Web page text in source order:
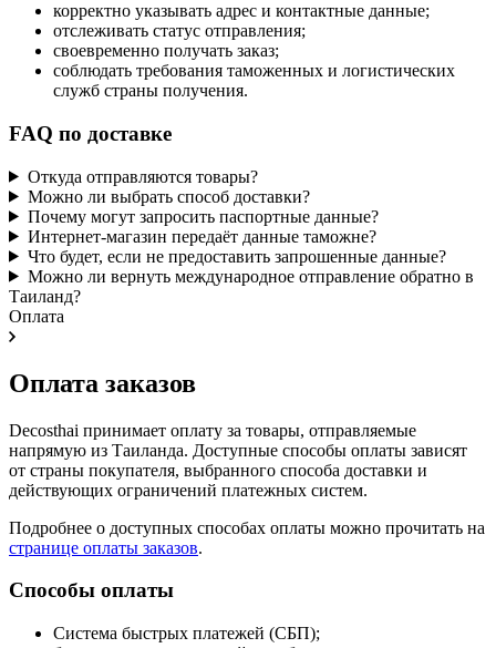
корректно указывать адрес и контактные данные;
отслеживать статус отправления;
своевременно получать заказ;
соблюдать требования таможенных и логистических
служб страны получения.
FAQ по доставке
Откуда отправляются товары?
Можно ли выбрать способ доставки?
Почему могут запросить паспортные данные?
Интернет-магазин передаёт данные таможне?
Что будет, если не предоставить запрошенные данные?
Можно ли вернуть международное отправление обратно в
Таиланд?
Оплата
Оплата заказов
Decosthai принимает оплату за товары, отправляемые
напрямую из Таиланда. Доступные способы оплаты зависят
от страны покупателя, выбранного способа доставки и
действующих ограничений платежных систем.
Подробнее о доступных способах оплаты можно прочитать на
странице оплаты заказов.
Способы оплаты
Система быстрых платежей (СБП);